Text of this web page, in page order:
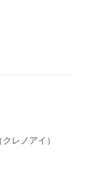
レノアイ）